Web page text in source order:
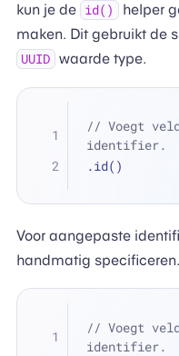
kun je de id()
helper
maken. Dit gebruikt de
UUID waarde type.
// Voegt
identifier.
.id()
Voor aangepaste
handmatig specificeren.
// Voegt
identifier.